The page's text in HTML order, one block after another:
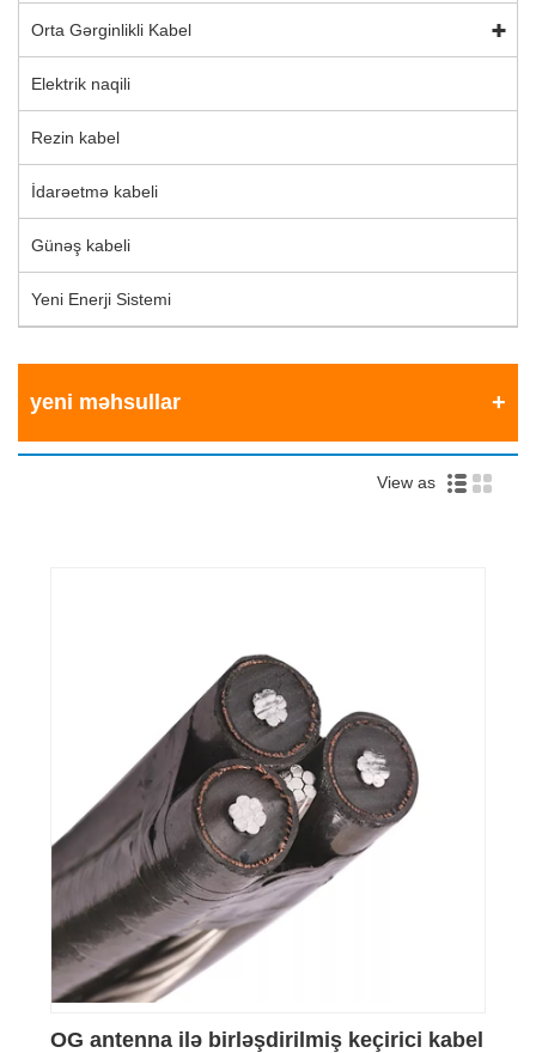
Orta Gərginlikli Kabel
Elektrik naqili
Rezin kabel
İdarəetmə kabeli
Günəş kabeli
Yeni Enerji Sistemi
yeni məhsullar
View as
OG antenna ilə birləşdirilmiş keçirici kabel